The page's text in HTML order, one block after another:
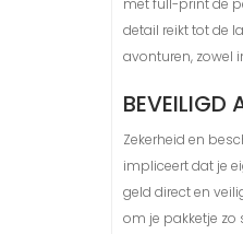
met full-print de
detail reikt tot de
avonturen, zowel
BEVEILIGD
Zekerheid en
impliceert dat je
geld direct en
om je pakketje zo